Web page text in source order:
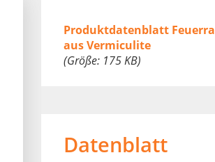
Produktdatenblatt
aus Vermiculite
(Größe: 175 KB)
Datenblatt